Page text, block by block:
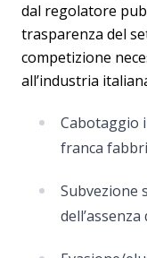
dal regolatore
trasparenza del
competizione
all’industria
Cabotaggio
franca
Subvezione